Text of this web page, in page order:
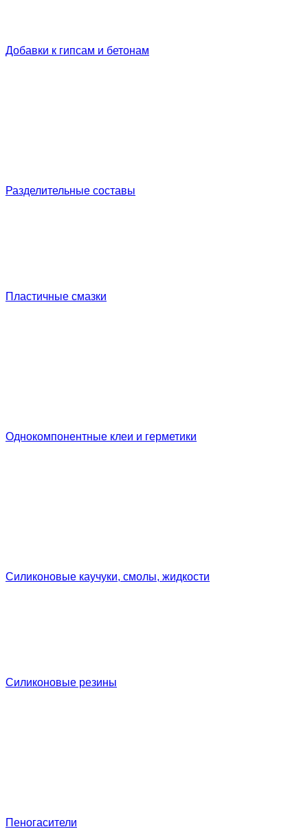
Добавки к гипсам и бетонам
Разделительные составы
Пластичные смазки
Однокомпонентные клеи и герметики
Силиконовые каучуки, смолы, жидкости
Силиконовые резины
Пеногасители